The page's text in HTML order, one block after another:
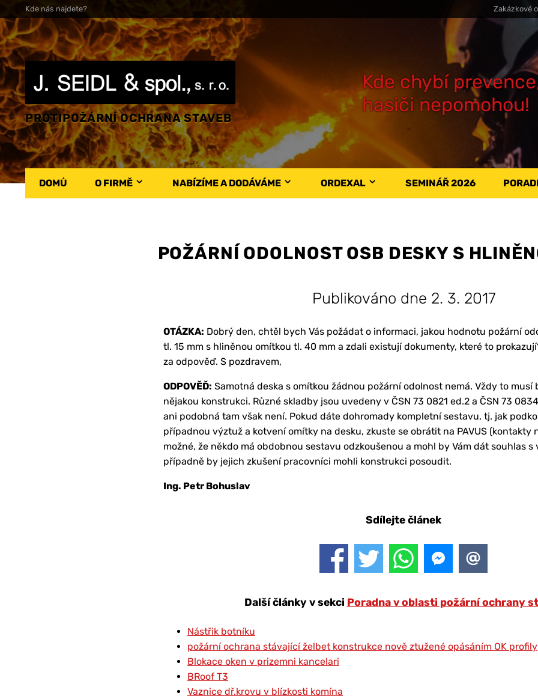
Kde nás najdete? Zakázkové
PROTIPOŽÁRNÍ OCHRANA STAVEB
Kde chybí
hasiči nepomohou!
DOMŮ O FIRMĚ NABÍZÍME A DODÁVÁME ORDEXAL SEMINÁŘ 2026
POŽÁRNÍ ODOLNOST OSB DESKY S
Publikováno dne 2. 3. 2017
OTÁZKA: Dobrý den, chtěl bych Vás požádat o informaci, jakou hodnotu požární
tl. 15 mm s hliněnou omítkou tl. 40 mm a zdali existují dokumenty, které to
za odpověď. S pozdravem,
ODPOVĚĎ: Samotná deska s omítkou žádnou požární odolnost nemá. Vždy to musí
nějakou konstrukci. Různé skladby jsou uvedeny v ČSN 73 0821 ed.2 a ČSN 73
ani podobná tam však není. Pokud dáte dohromady kompletní sestavu, tj. jak
případnou výztuž a kotvení omítky na desku, zkuste se obrátit na PAVUS (kontakty
možné, že někdo má obdobnou sestavu odzkoušenou a mohl by Vám dát souhlas
případně by jejich zkušení pracovníci mohli konstrukci posoudit.
Ing. Petr Bohuslav
Sdílejte článek
Další články v sekci Poradna v oblasti požární ochrany
Nástřik botníku
požární ochrana stávající želbet konstrukce nově ztužené opásáním OK profily
Blokace oken v prizemni kancelari
BRoof T3
Vaznice dř.krovu v blízkosti komína